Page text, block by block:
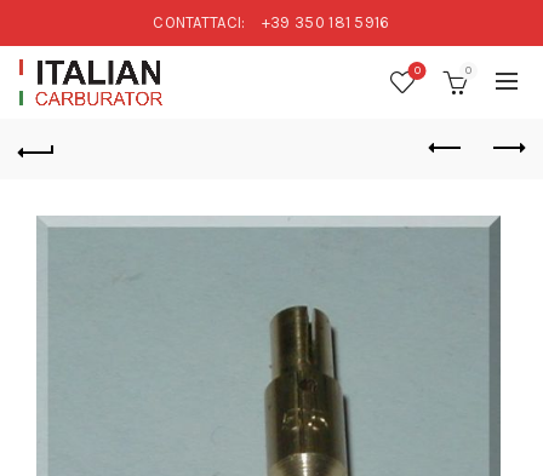
CONTATTACI: +39 350 181 5916
0 0